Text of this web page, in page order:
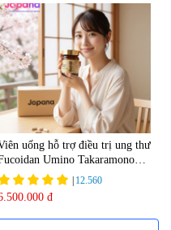
uống hỗ trợ điều trị ung thư
Umino Takaramono
130 viên - Date 04/2027
| 12.560
đ